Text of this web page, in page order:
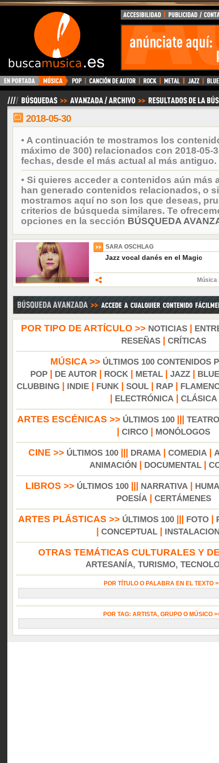
BuscaMusica.es
2018-05-30
• A continuación te mostramos los
máximo de 300) relacionados con 2018-05-
fechas, desde el más actual al más antiguo.
• Si quieres acceder a contenidos aún más
han generado contenidos relacionados, o
mostramos aquí no son los que deseas,
criterios de búsqueda similares. Te
opciones en la sección BÚSQUEDA
SARA OSCHLAG
Jazz vocal danés en el Magic
Música
POR TIPO DE ARTÍCULO >> NOTICIAS|
RESEÑAS| CRÍTICAS
MÚSICA >> ÚLTIMOS 100 CONTENIDOS
POP
DE AUTOR ROCK METAL JAZZ
CLUBBING
INDIE FUNK SOUL RAP
ELECTRÓNICA CLÁSICA
ARTES ESCÉNICAS >> ÚLTIMOS 100||| TEATRO
CIRCO MONÓLOGOS
CINE >> ÚLTIMOS 100 DRAMA COMEDIA
ANIMACIÓN
DOCUMENTAL|
LIBROS >> ÚLTIMOS 100 NARRATIVA
POESÍA| CERTÁMENES
ARTES PLÁSTICAS >> ÚLTIMOS 100 FOTO
CONCEPTUAL
OTRAS TEMÁTICAS CULTURALES Y
ARTESANÍA, TURISMO,
POR TÍTULO O PALABRA EN EL TEXTO
POR TAG: ARTISTA, GRUPO O MÚSICO